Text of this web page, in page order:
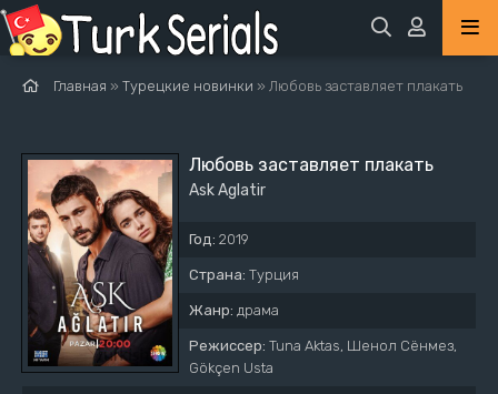
Главная » Турецкие новинки » Любовь заставляет плакать
Любовь заставляет плакать
Ask Aglatir
Год: 2019
Страна: Турция
Жанр: драма
Режиссер: Tuna Aktas, Шенол Сёнмез,
Gökçen Usta